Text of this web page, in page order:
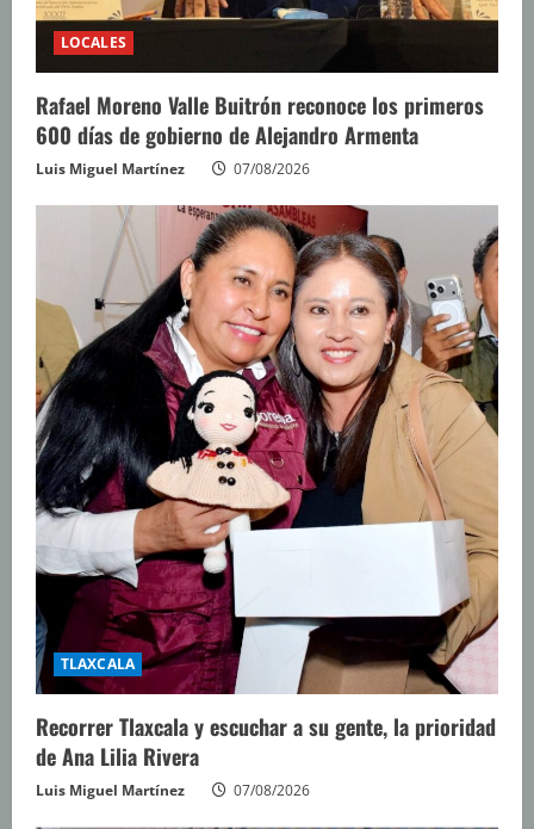
LOCALES
Rafael Moreno Valle Buitrón reconoce los primeros
600 días de gobierno de Alejandro Armenta
Luis Miguel Martínez 07/08/2026
TLAXCALA
Recorrer Tlaxcala y escuchar a su gente, la prioridad
de Ana Lilia Rivera
Luis Miguel Martínez 07/08/2026